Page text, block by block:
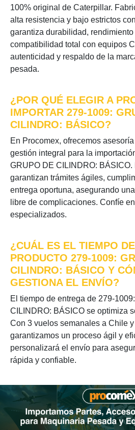
100% original de Caterpillar.
alta resistencia y bajo estrictos
garantiza durabilidad,
compatibilidad total con equipos
autenticidad y respaldo de la
pesada.
¿POR QUÉ ELEGIR A
IMPORTAR 279-1009:
CILINDRO: BÁSICO?
En Procomex, ofrecemos
gestión integral para la
GRUPO DE CILINDRO: BÁSICO.
garantizan trámites ágiles,
entrega oportuna, asegurando
libre de complicaciones. Confíe
especializados.
¿CUÁL ES EL TIEMPO
PRODUCTO 279-1009:
CILINDRO: BÁSICO Y
GESTIONA EL ENVÍO?
El tiempo de entrega de 279-
CILINDRO: BÁSICO se optimiza
Con 3 vuelos semanales a Chile
garantizamos un proceso ágil y
personalizará el envío para
rápida y confiable.